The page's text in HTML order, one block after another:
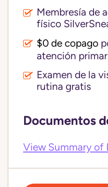
Membresía de
físico
$0 de copago
atención
Examen de la
rutina gratis
Documentos
View Summary of